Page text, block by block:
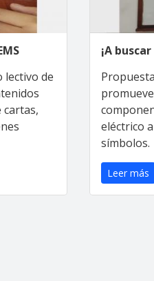
lectivo de
cartas,
¡A
eléctrico
símbolos.
Leer más